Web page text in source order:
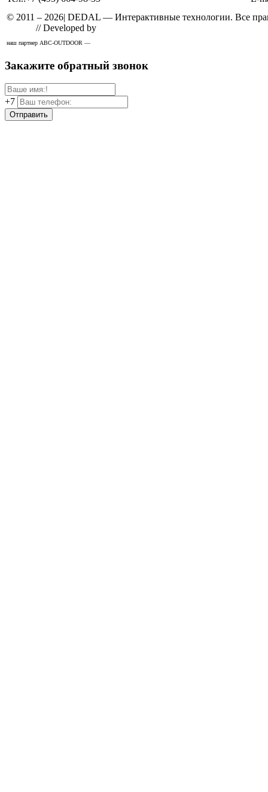
© 2011 – 2026| DEDAL — Интерактивные технологии. Все
// Developed by
наш партнер ABC-OUTDOOR —
Закажите обратный звонок
+7